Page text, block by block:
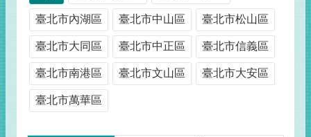
臺北市內湖區 臺北市中山區 臺北市松山區
臺北市大同區 臺北市中正區 臺北市信義區
臺北市南港區 臺北市文山區 臺北市大安區
臺北市萬華區